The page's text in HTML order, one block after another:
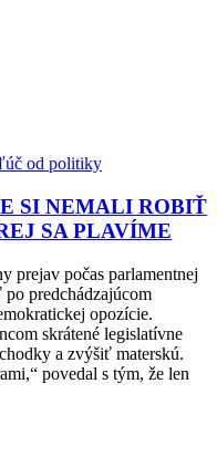
od politiky
SI NEMALI ROBIŤ
SA PLAVÍME
prejav počas parlamentnej
predchádzajúcom
opozície.
skrátené legislatívne
a zvýšiť materskú.
povedal s tým, že len